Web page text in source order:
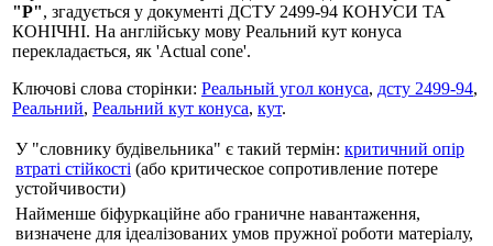
"Р", згадується у документі ДСТУ 2499-94 КОНУСИ ТА
КОНІЧНІ. На англійську мову Реальний кут конуса
перекладається, як 'Actual cone'.
Ключові слова сторінки: Реальный угол конуса, дсту 2499-94,
Реальний, Реальний кут конуса, кут.
У "словнику будівельника" є такий термін: критичний опір
втраті стійкості (або критическое сопротивление потере
устойчивости)
Найменше біфуркаційне або граничне навантаження,
визначене для ідеалізованих умов пружної роботи матеріалу,